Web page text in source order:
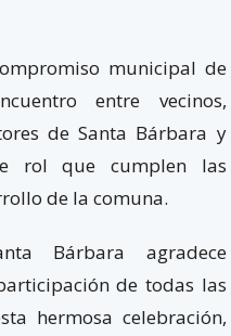
municipal de
entre vecinos,
de Santa Bárbara y
rol que cumplen las
de la comuna.
Bárbara agradece
de todas las
hermosa celebración,